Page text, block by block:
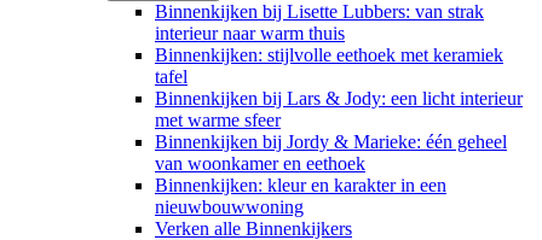
Binnenkijken bij Lisette Lubbers: van strak
interieur naar warm thuis
Binnenkijken: stijlvolle eethoek met keramiek
tafel
Binnenkijken bij Lars & Jody: een licht interieur
met warme sfeer
Binnenkijken bij Jordy & Marieke: één geheel
van woonkamer en eethoek
Binnenkijken: kleur en karakter in een
nieuwbouwwoning
Verken alle Binnenkijkers